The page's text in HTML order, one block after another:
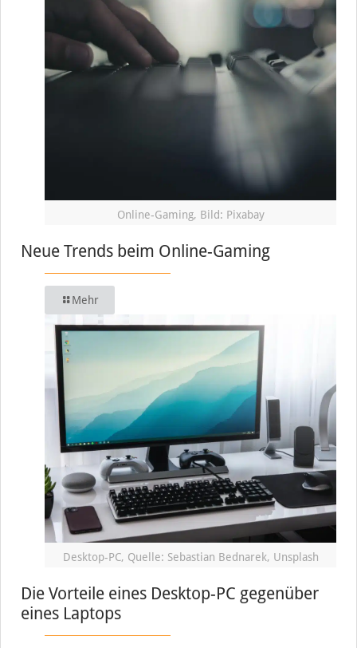
Online-Gaming, Bild: Pixabay
Neue Trends beim Online-Gaming
Mehr
Desktop-PC, Quelle: Sebastian Bednarek, Unsplash
Die Vorteile eines Desktop-PC gegenüber
eines Laptops